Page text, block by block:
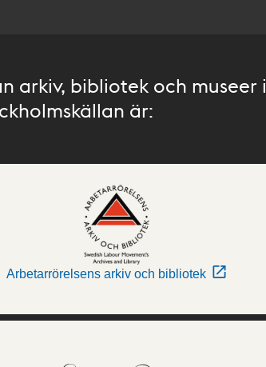
arkiv, bibliotek och museer i
är:
Arbetarrörelsens arkiv och bibliotek